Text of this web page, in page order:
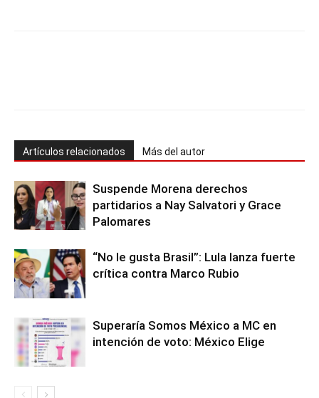
Artículos relacionados Más del autor
Suspende Morena derechos
partidarios a Nay Salvatori y Grace
Palomares
“No le gusta Brasil”: Lula lanza fuerte
crítica contra Marco Rubio
Superaría Somos México a MC en
intención de voto: México Elige